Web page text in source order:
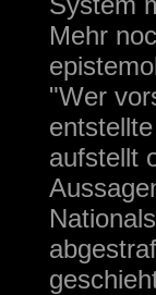
Mehr
"Wer
aufstellt